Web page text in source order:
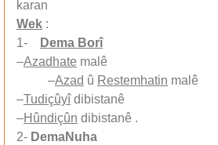
karan
Wek :
1-
Dema Borî
–Azadhate malê
–Azad û Restemhatin malê
–Tudiçûyîdibistanê
–Hûndiçûn dibistanê .
2- DemaNuha